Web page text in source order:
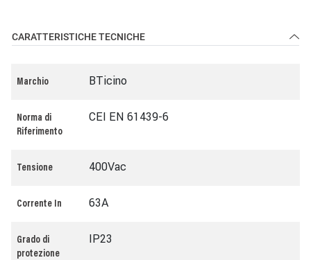
CARATTERISTICHE TECNICHE
Marchio BTicino
Norma di
Riferimento
CEI EN 61439-6
Tensione 400Vac
Corrente In 63A
Grado di
protezione
IP23